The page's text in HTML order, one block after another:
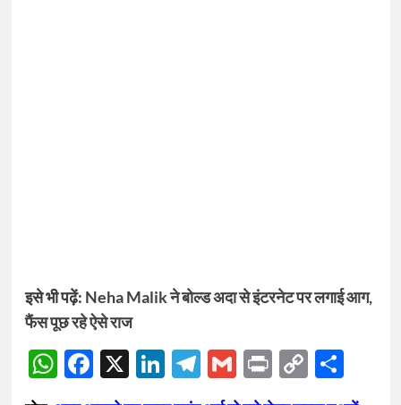
इसे भी पढ़ें: Neha Malik ने बोल्ड अदा से इंटरनेट पर लगाई आग,
फैंस पूछ रहे ऐसे राज
WhatsApp
Facebook
X LinkedIn
Telegram
Gmail
Print
Copy
Link